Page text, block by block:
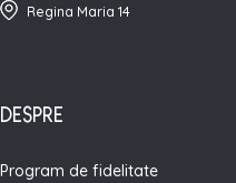
Regina Maria 14
DESPRE
Program de fidelitate